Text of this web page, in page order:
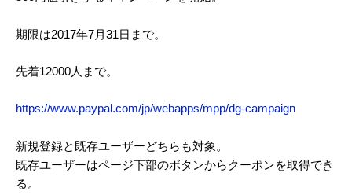
期限は2017年7月31日まで。
先着12000人まで。
https://www.paypal.com/jp/webapps/mpp/dg-campaign
新規登録と既存ユーザーどちらも対象。
既存ユーザーはページ下部のボタンからクーポンを取得でき
る。